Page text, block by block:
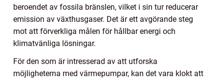
beroendet av fossila bränslen, vilket i sin tur reducerar
emission av växthusgaser. Det är ett avgörande steg
mot att förverkliga målen för hållbar energi och
klimatvänliga lösningar.
För den som är intresserad av att utforska
möjligheterna med värmepumpar, kan det vara klokt att